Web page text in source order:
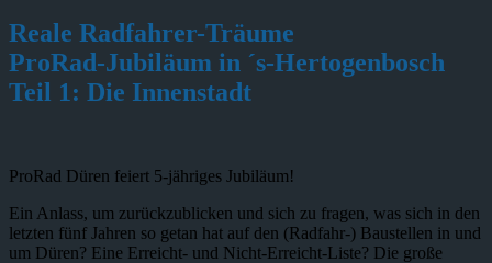
Reale Radfahrer-Träume
ProRad-Jubiläum in ´s-Hertogenbosch
Teil 1: Die Innenstadt
ProRad Düren feiert 5-jähriges Jubiläum!
Ein Anlass, um zurückzublicken und sich zu fragen, was sich in den
letzten fünf Jahren so getan hat auf den (Radfahr-) Baustellen in und
um Düren? Eine Erreicht- und Nicht-Erreicht-Liste? Die große